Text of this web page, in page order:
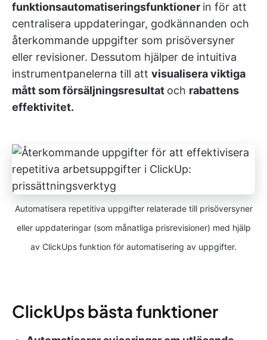
funktionsautomatiseringsfunktioner in för att
centralisera uppdateringar, godkännanden och
återkommande uppgifter som prisöversyner
eller revisioner. Dessutom hjälper de intuitiva
instrumentpanelerna till att visualisera viktiga
mått som försäljningsresultat och rabattens
effektivitet.
Automatisera repetitiva uppgifter relaterade till prisöversyner
eller uppdateringar (som månatliga prisrevisioner) med hjälp
av ClickUps funktion för automatisering av uppgifter.
ClickUps bästa funktioner